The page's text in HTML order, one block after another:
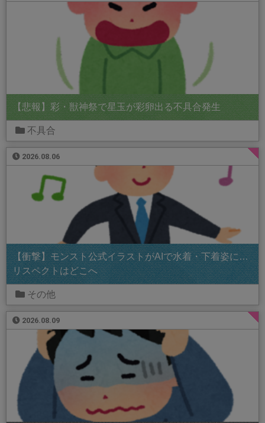
【悲報】彩・獣神祭で星玉が彩卵出る不具合発生
不具合
2026.08.06
【衝撃】モンスト公式イラストがAIで水着・下着姿に…
リスペクトはどこへ
その他
2026.08.09